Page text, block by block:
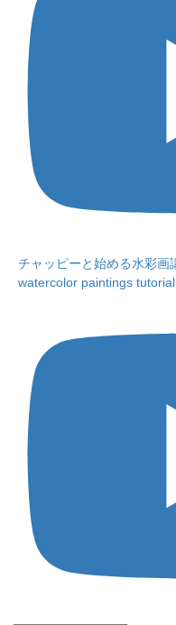
チャッピーと始める水彩画
watercolor paintings tutorial